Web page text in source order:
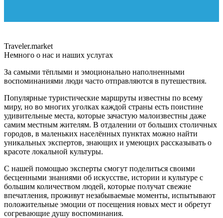
Traveler.market
Немного о нас и наших услугах
За самыми тёплыми и эмоционально наполненными
воспоминаниями люди часто отправляются в путешествия.
Популярные туристические маршруты известны по всему
миру, но во многих уголках каждой страны есть поистине
удивительные места, которые зачастую малоизвестны даже
самим местным жителям. В отдалении от больших столичных
городов, в маленьких населённых пунктах можно найти
уникальных экспертов, знающих и умеющих рассказывать о
красоте локальной культуры.
С нашей помощью эксперты смогут поделиться своими
бесценными знаниями об искусстве, истории и культуре с
большим количеством людей, которые получат свежие
впечатления, проживут незабываемые моменты, испытывают
положительные эмоции от посещения новых мест и обретут
согревающие душу воспоминания.